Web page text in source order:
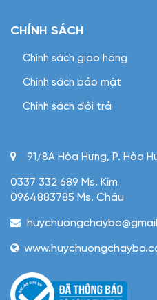
CHÍNH SÁCH
Chính sách giao hàng
Chính sách bảo mật
Chính sách đỗi trả
91/8A Hòa Hưng, P. Hòa
0337 332 689 Ms. Kim
0964883785 Ms. Châu